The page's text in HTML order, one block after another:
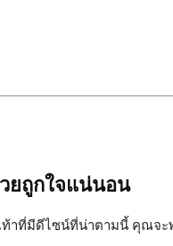
ยถูกใจแน่นอน
ท้าที่มีดีไซน์ที่น่าตามนี้ คุณจะ